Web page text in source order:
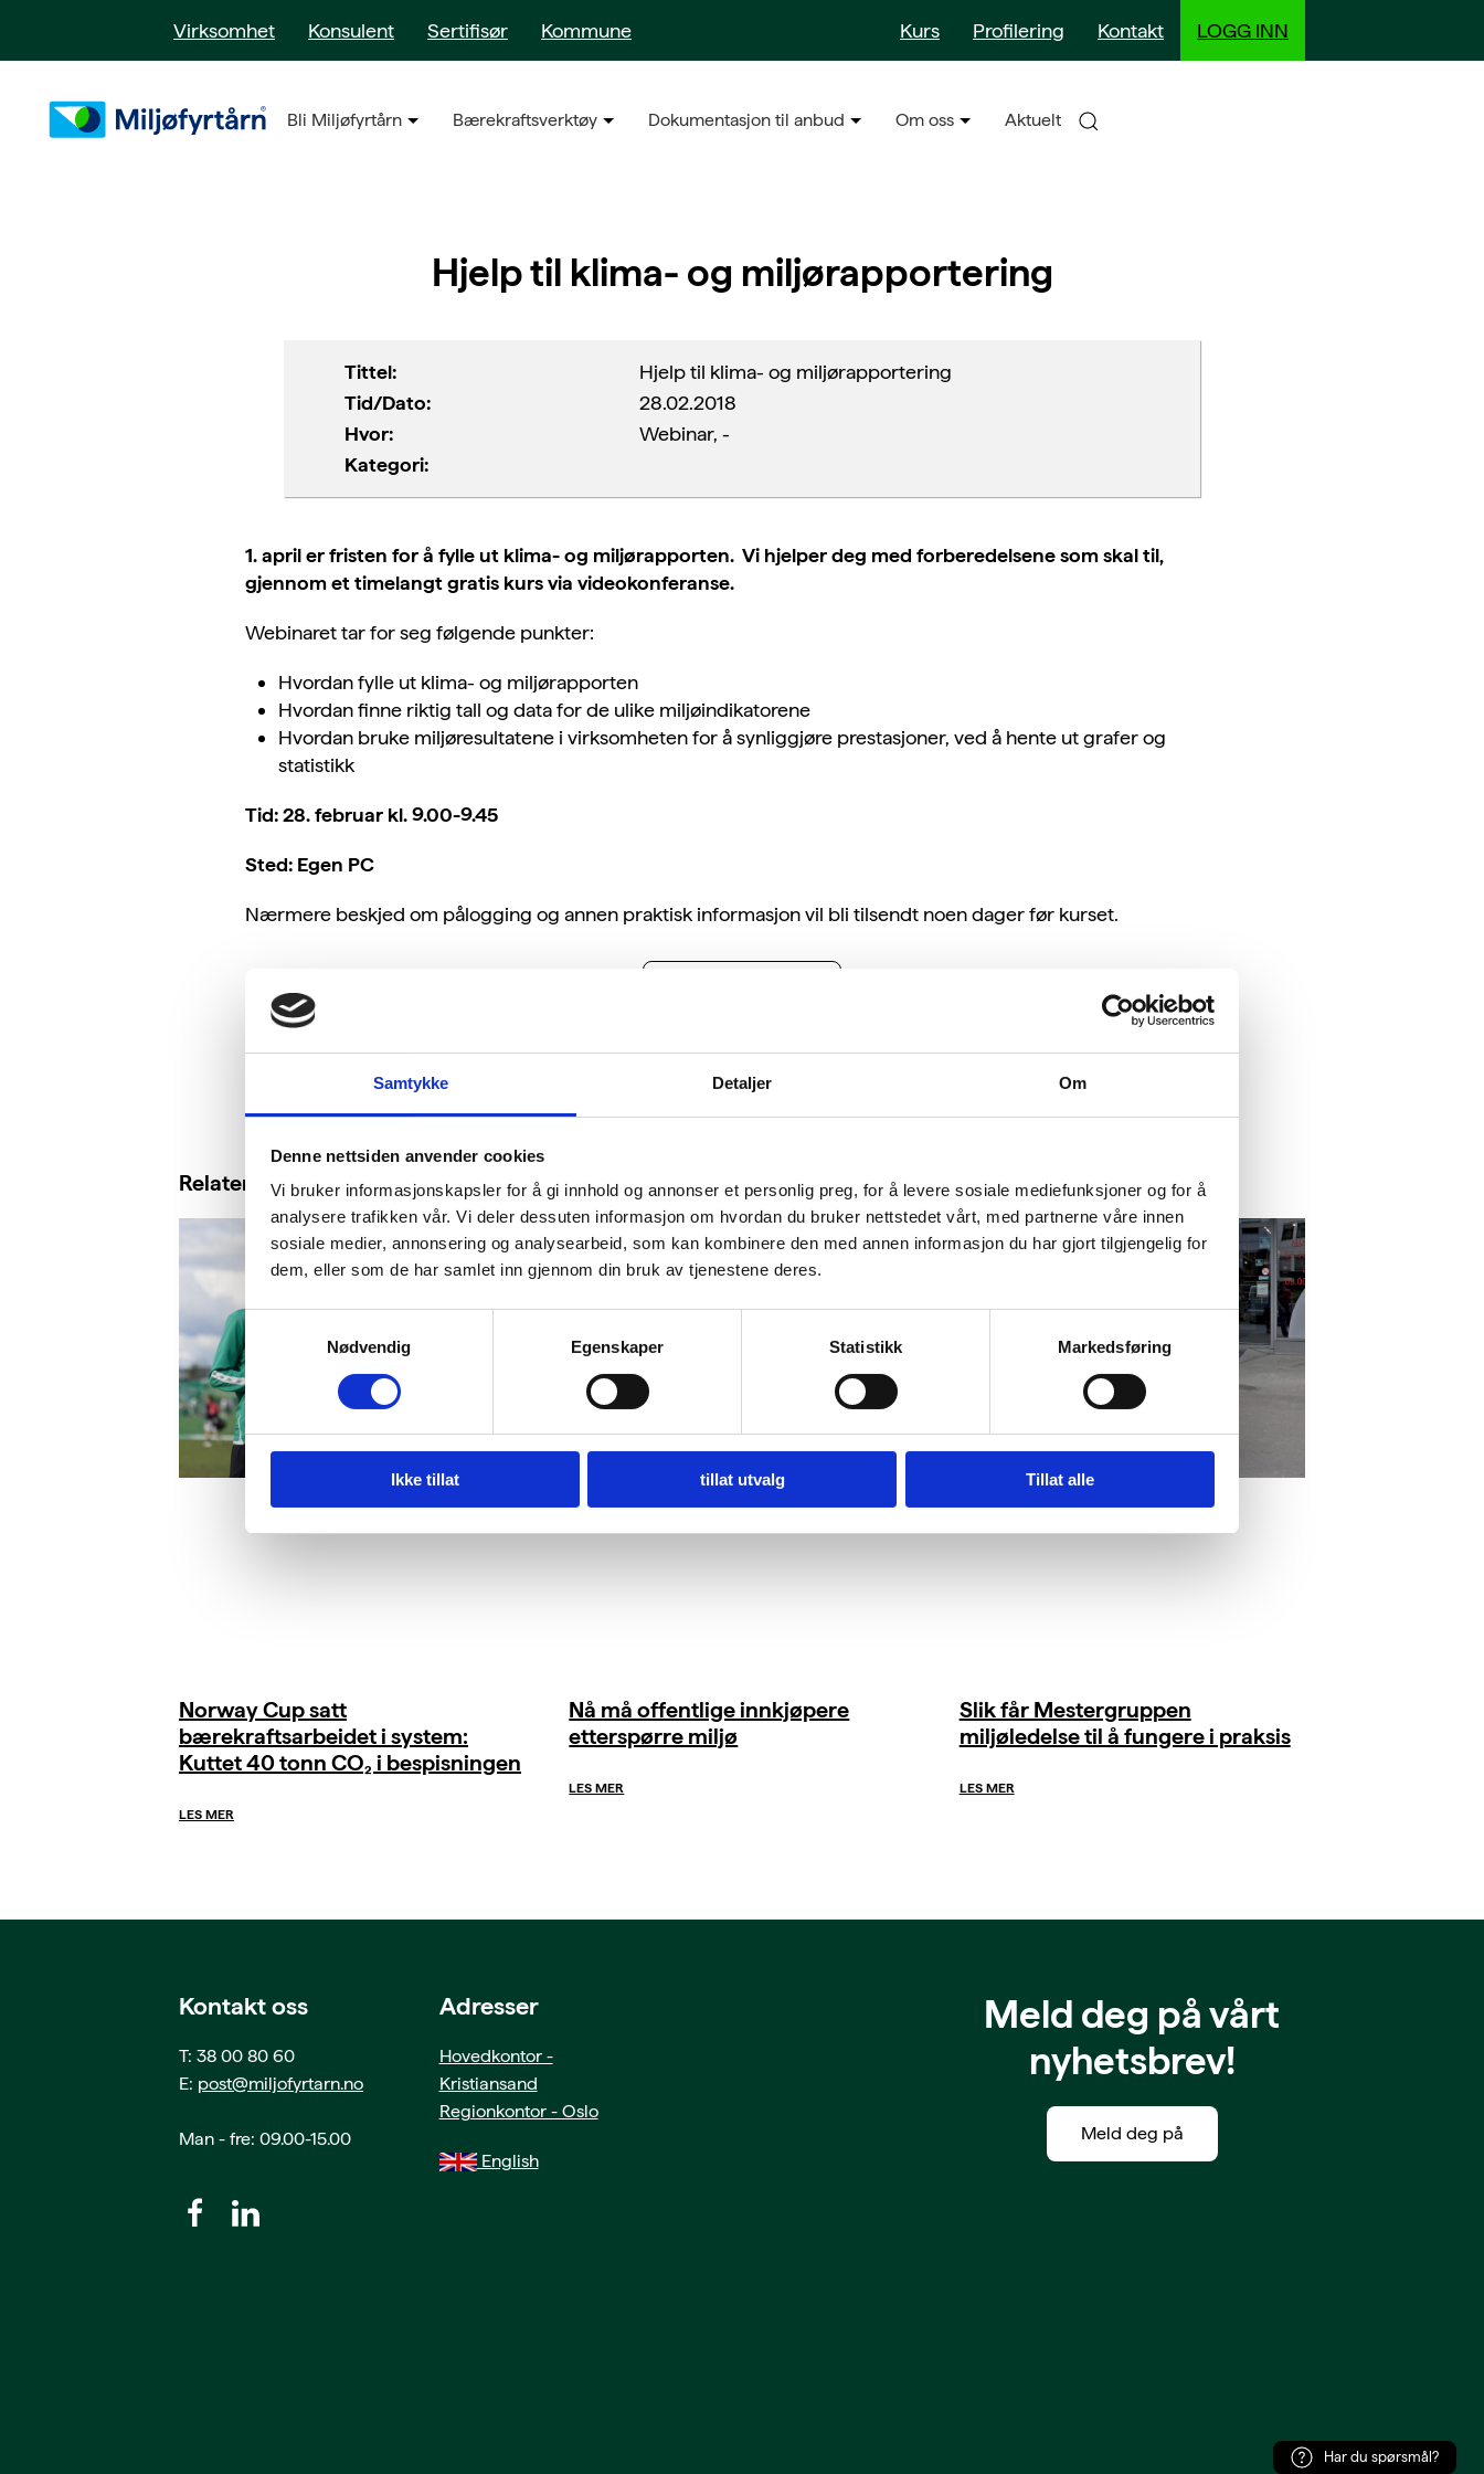
Samtykke Detaljer Om
Denne nettsiden anvender cookies
Vi bruker informasjonskapsler for å gi innhold og annonser et personlig preg, for å levere sosiale mediefunksjoner og for å
analysere trafikken vår. Vi deler dessuten informasjon om hvordan du bruker nettstedet vårt, med partnerne våre innen
sosiale medier, annonsering og analysearbeid, som kan kombinere den med annen informasjon du har gjort tilgjengelig for
dem, eller som de har samlet inn gjennom din bruk av tjenestene deres.
Samtykkevalg
Nødvendig
Egenskaper Statistikk Markedsføring
Ikke tillat tillat utvalg Tillat alle
Virksomhet Konsulent Sertifisør Kommune Kurs Profilering Kontakt LOGG INN
Bli Miljøfyrtårn Bærekraftsverktøy Dokumentasjon til anbud Om oss Aktuelt
Hjelp til klima- og miljørapportering
Tittel:
Hjelp til klima- og miljørapportering
Tid/Dato:
28.02.2018
Hvor:
Webinar, -
Kategori:
1. april er fristen for å fylle ut klima- og miljørapporten. Vi hjelper deg med forberedelsene som skal til,
gjennom et timelangt gratis kurs via videokonferanse.
Webinaret tar for seg følgende punkter:
Hvordan fylle ut klima- og miljørapporten
Hvordan finne riktig tall og data for de ulike miljøindikatorene
Hvordan bruke miljøresultatene i virksomheten for å synliggjøre prestasjoner, ved å hente ut grafer og
statistikk
Tid: 28. februar kl. 9.00-9.45
Sted: Egen PC
Nærmere beskjed om pålogging og annen praktisk informasjon vil bli tilsendt noen dager før kurset.
Relaterte saker
Norway Cup satt
bærekraftsarbeidet i system:
Kuttet 40 tonn CO₂ i bespisningen
LES MER
Nå må offentlige innkjøpere
etterspørre miljø
LES MER
Slik får Mestergruppen
miljøledelse til å fungere i praksis
LES MER
Kontakt oss
T: 38 00 80 60
E: post@miljofyrtarn.no
Man - fre: 09.00-15.00
Adresser
Hovedkontor -
Kristiansand
Regionkontor - Oslo
English
Meld deg på vårt
nyhetsbrev!
Meld deg på
Har du spørsmål?